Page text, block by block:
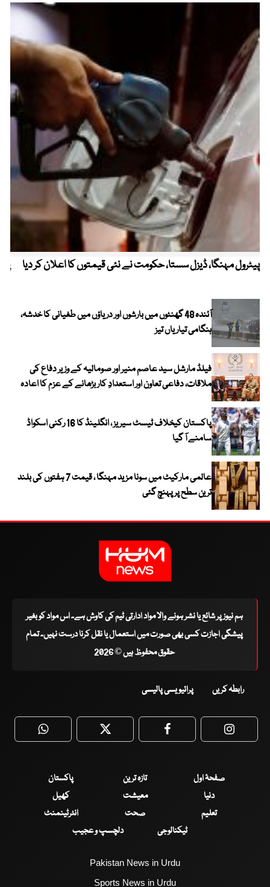
پیٹرول مہنگا، ڈیزل سستا، حکومت نے نئی قیمتوں کا اعلان کر دیا
آئندہ 48 گھنٹوں میں بارشوں اور دریاؤں میں طغیانی کا خدشہ،
ہنگامی تیاریاں تیز
فیلڈ مارشل سید عاصم منیر اور صومالیہ کے وزیر دفاع کی
ملاقات، دفاعی تعاون اور استعدادِ کار بڑھانے کے عزم کا اعادہ
پاکستان کیخلاف ٹیسٹ سیریز ، انگلینڈ کا 16 رکنی اسکواڈ
سامنے آ گیا
عالمی مارکیٹ میں سونا مزید مہنگا ، قیمت 7 ہفتوں کی بلند
ترین سطح پر پہنچ گئی
ہم نیوز پر شائع یا نشر ہونے والا مواد ادارتی ٹیم کی کاوش ہے۔ اس مواد کو بغیر
پیشگی اجازت کسی بھی صورت میں استعمال یا نقل کرنا درست نہیں۔ تمام
حقوق محفوظ ہیں © 2026
رابطہ کریں پرائیویسی پالیسی
WhatsApp Twitter Facebook
صفحۂ اول تازہ ترین
پاکستان
دنیا
معیشت
کھیل
تعلیم
صحت
انٹرٹینمنٹ
ٹیکنالوجی
دلچسپ و عجیب
Pakistan News in Urdu
Sports News in Urdu